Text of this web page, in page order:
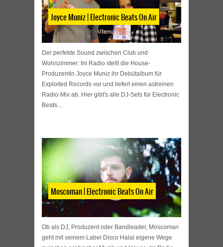
Joyce Muniz | Electronic Beats On Air
Der perfekte Sound zwischen Club und
Wohnzimmer: Im Radio stellt die House-
Produzentin Joyce Muniz ihr Debütalbum für
Exploited Records vor und liefert einen astreinen
Radio-Mix ab. Hier gibt's alle DJ-Sets für Electronic
Beats....
Moscoman | Electronic Beats On Air
Ob als DJ, Produzent oder Bandleader, Moscoman
geht mit seinem Label Disco Halal eigene Wege